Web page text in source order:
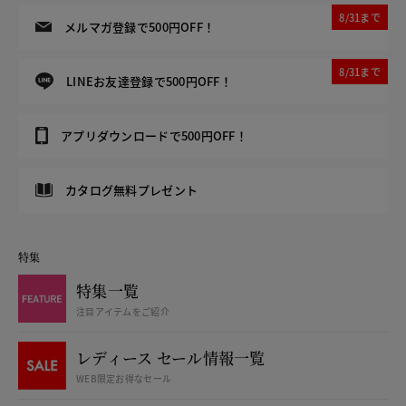
メルマガ登録で500円OFF！
8/31まで
LINEお友達登録で500円OFF！
8/31まで
アプリダウンロードで500円OFF！
カタログ無料プレゼント
特集
特集一覧
注目アイテムをご紹介
レディース セール情報一覧
WEB限定お得なセール